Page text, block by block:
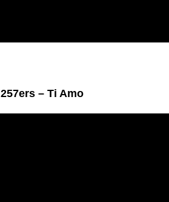
257ers – Ti Amo